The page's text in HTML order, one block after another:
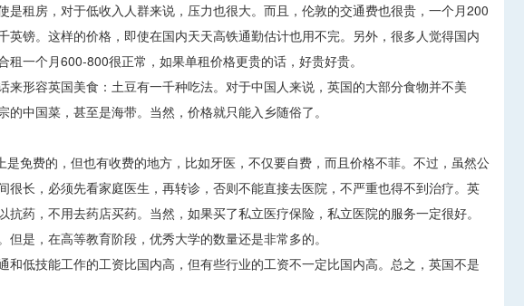
租房，对于低收入人群来说，压力也很大。而且，伦敦的交通费也很贵，一个月200
镑。这样的价格，即使在国内天天高铁通勤估计也用不完。另外，很多人觉得国内
一个月600-800很正常，如果单租价格更贵的话，好贵好贵。
形容英国美食：土豆有一千种吃法。对于中国人来说，英国的大部分食物并不美
中国菜，甚至是海带。当然，价格就只能入乡随俗了。
费的，但也有收费的地方，比如牙医，不仅要自费，而且价格不菲。不过，虽然公
长，必须先看家庭医生，再转诊，否则不能直接去医院，不严重也得不到治疗。英
药，不用去药店买药。当然，如果买了私立医疗保险，私立医院的服务一定很好。
是，在高等教育阶段，优秀大学的数量还是非常多的。
低技能工作的工资比国内高，但有些行业的工资不一定比国内高。总之，英国不是